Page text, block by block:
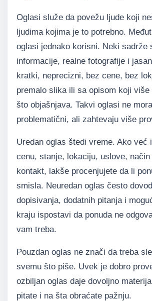
Oglasi služe da povežu ljude koji
ljudima kojima je to potrebno.
oglasi jednako korisni. Neki sadrže
informacije, realne fotografije i
kratki, neprecizni, bez cene, bez
premalo slika ili sa opisom koji više
što objašnjava. Takvi oglasi ne
problematični, ali zahtevaju više
Uredan oglas štedi vreme. Ako već
cenu, stanje, lokaciju, uslove,
kontakt, lakše procenjujete da li
smisla. Neuredan oglas često
dopisivanja, dodatnih pitanja i
kraju ispostavi da ponuda ne
vam treba.
Pouzdan oglas ne znači da treba
svemu što piše. Uvek je dobro
ozbiljan oglas daje dovoljno
pitate i na šta obraćate pažnju.